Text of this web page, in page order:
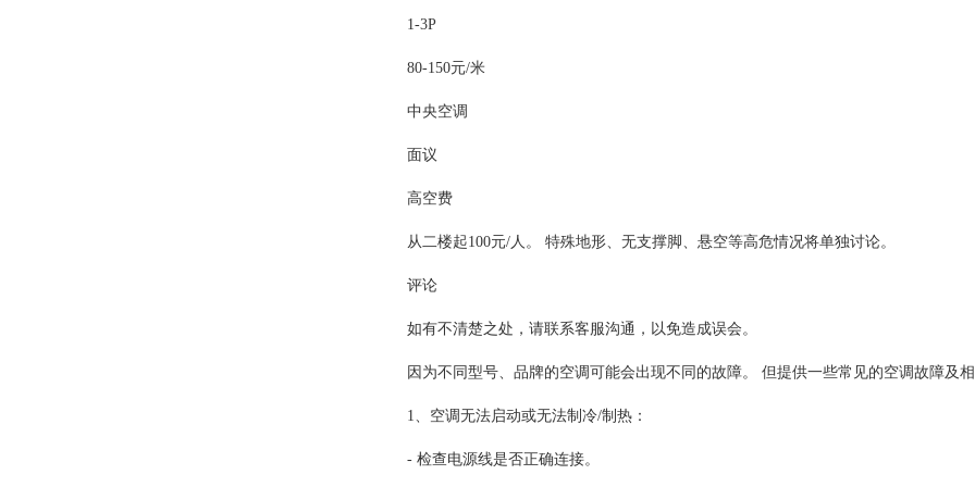
1-3P
80-150元/米
中央空调
面议
高空费
从二楼起100元/人。 特殊地形、无支撑脚、悬空等高危情况将单独讨论。
评论
如有不清楚之处，请联系客服沟通，以免造成误会。
因为不同型号、品牌的空调可能会出现不同的故障。 但提供一些常见的空调故障及
1、空调无法启动或无法制冷/制热：
- 检查电源线是否正确连接。